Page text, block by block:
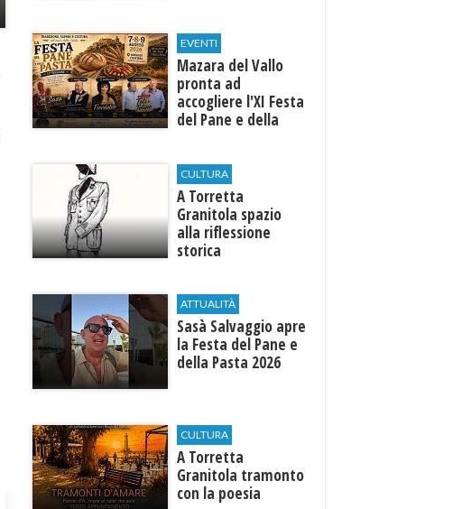
EVENTI
Mazara del Vallo
pronta ad
accogliere l'XI Festa
del Pane e della
CULTURA
​A Torretta
Granitola spazio
alla riflessione
storica
ATTUALITÀ
Sasà Salvaggio apre
la Festa del Pane e
della Pasta 2026
CULTURA
​A Torretta
Granitola tramonto
con la poesia